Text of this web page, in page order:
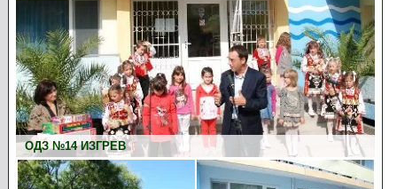
ОДЗ №14 ИЗГРЕВ